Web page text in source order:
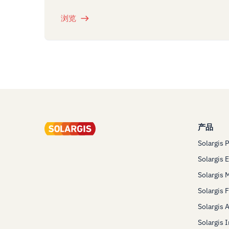
浏览
产品
Solargis
Solargis
Solargis
Solargis
Solargis
Solargis